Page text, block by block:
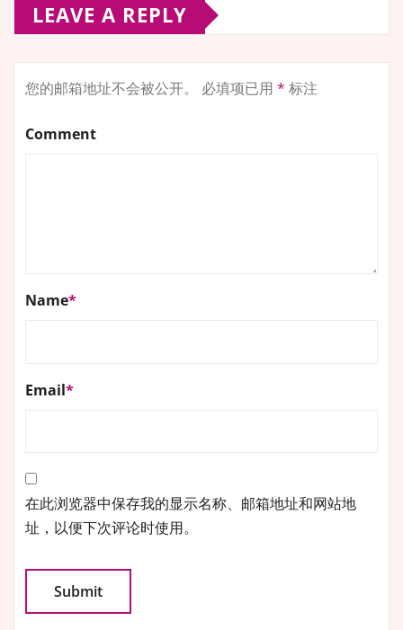
LEAVE A REPLY
您的邮箱地址不会被公开。 必填项已用 * 标注
Comment
Name*
Email*
在此浏览器中保存我的显示名称、邮箱地址和网站地
址，以便下次评论时使用。